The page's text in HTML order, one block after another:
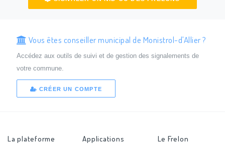
Vous êtes conseiller municipal de Monistrol-d'Allier ?
Accédez aux outils de suivi et de gestion des signalements de
votre commune.
CRÉER UN COMPTE
La plateforme
Applications
Le Frelon